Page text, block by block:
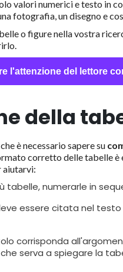
valori numerici e testo in
fotografia, un disegno e
o figure nella vostra
l'attenzione del lettore
della
è necessario sapere su
corretto delle tabelle è
aiutarvi:
tabelle, numerarle in
essere citata nel testo
corrisponda
serva a spiegare la